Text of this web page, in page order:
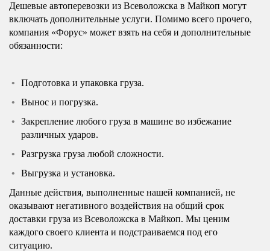
Дешевые автоперевозки из Всеволожска в Майкоп могут
включать дополнительные услуги. Помимо всего прочего,
компания «Форус» может взять на себя и дополнительные
обязанности:
Подготовка и упаковка груза.
Вынос и погрузка.
Закрепление любого груза в машине во избежание
различных ударов.
Разгрузка груза любой сложности.
Выгрузка и установка.
Данные действия, выполненные нашей компанией, не
оказывают негативного воздействия на общий срок
доставки груза из Всеволожска в Майкоп. Мы ценим
каждого своего клиента и подстраиваемся под его
ситуацию.